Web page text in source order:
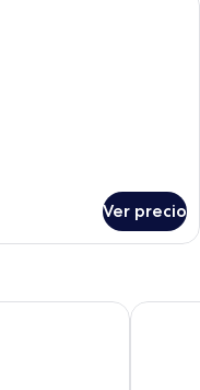
Ver precio
Samoa